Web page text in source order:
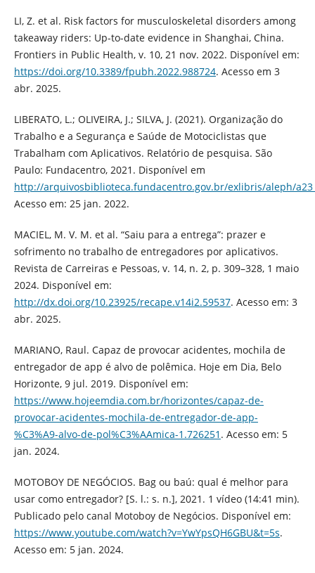
LI, Z. et al. Risk factors for musculoskeletal disorders among
takeaway riders: Up-to-date evidence in Shanghai, China.
Frontiers in Public Health, v. 10, 21 nov. 2022. Disponível em:
https://doi.org/10.3389/fpubh.2022.988724. Acesso em 3
abr. 2025.
LIBERATO, L.; OLIVEIRA, J.; SILVA, J. (2021). Organização do
Trabalho e a Segurança e Saúde de Motociclistas que
Trabalham com Aplicativos. Relatório de pesquisa. São
Paulo: Fundacentro, 2021. Disponível em
http://arquivosbiblioteca.fundacentro.gov.br/exlibris/aleph/
Acesso em: 25 jan. 2022.
MACIEL, M. V. M. et al. “Saiu para a entrega”: prazer e
sofrimento no trabalho de entregadores por aplicativos.
Revista de Carreiras e Pessoas, v. 14, n. 2, p. 309–328, 1 maio
2024. Disponível em:
http://dx.doi.org/10.23925/recape.v14i2.59537. Acesso em: 3
abr. 2025.
MARIANO, Raul. Capaz de provocar acidentes, mochila de
entregador de app é alvo de polêmica. Hoje em Dia, Belo
Horizonte, 9 jul. 2019. Disponível em:
https://www.hojeemdia.com.br/horizontes/capaz-de-
provocar-acidentes-mochila-de-entregador-de-app-
%C3%A9-alvo-de-pol%C3%AAmica-1.726251 . Acesso em: 5
jan. 2024.
MOTOBOY DE NEGÓCIOS. Bag ou baú: qual é melhor para
usar como entregador? [S. l.: s. n.], 2021. 1 vídeo (14:41 min).
Publicado pelo canal Motoboy de Negócios. Disponível em:
https://www.youtube.com/watch?v=YwYpsQH6GBU&t=5s.
Acesso em: 5 jan. 2024.